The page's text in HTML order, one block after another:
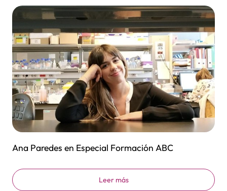
Ana Paredes en Especial Formación ABC
Leer más